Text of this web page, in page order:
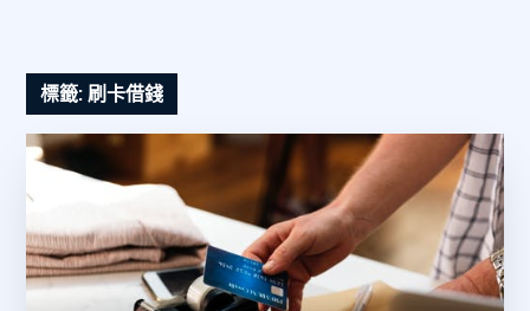
標籤:刷卡借錢